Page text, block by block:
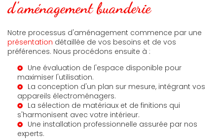
d'aménagement buanderie
Notre processus d'aménagement commence par une
présentation détaillée de vos besoins et de vos
préférences. Nous procédons ensuite à :
Une évaluation de l'espace disponible pour
maximiser l'utilisation.
La conception d'un plan sur mesure, intégrant vos
appareils électroménagers.
La sélection de matériaux et de finitions qui
s'harmonisent avec votre intérieur.
Une installation professionnelle assurée par nos
experts.